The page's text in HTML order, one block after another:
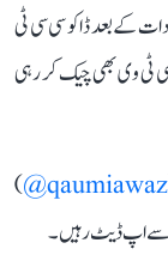
کے بعد ڈاکو سی سی ٹی
ٹی وی بھی چیک کر رہی
qaumiawaz@
)
سے اپ ڈیٹ رہیں۔